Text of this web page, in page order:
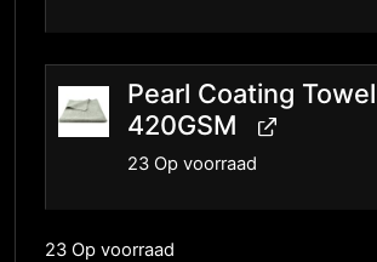
Pearl Coating Towel |
420GSM
23 Op voorraad
23 Op voorraad